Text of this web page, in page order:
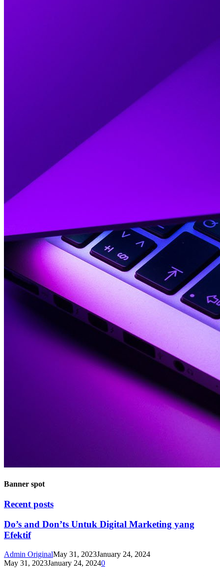
Banner spot
Recent posts
Do’s and Don’ts Untuk Digital Marketing yang
Efektif
Admin OriginalMay 31, 2023January 24, 2024
May 31, 2023January 24, 20240